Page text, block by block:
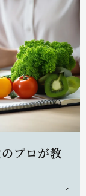
プロが教